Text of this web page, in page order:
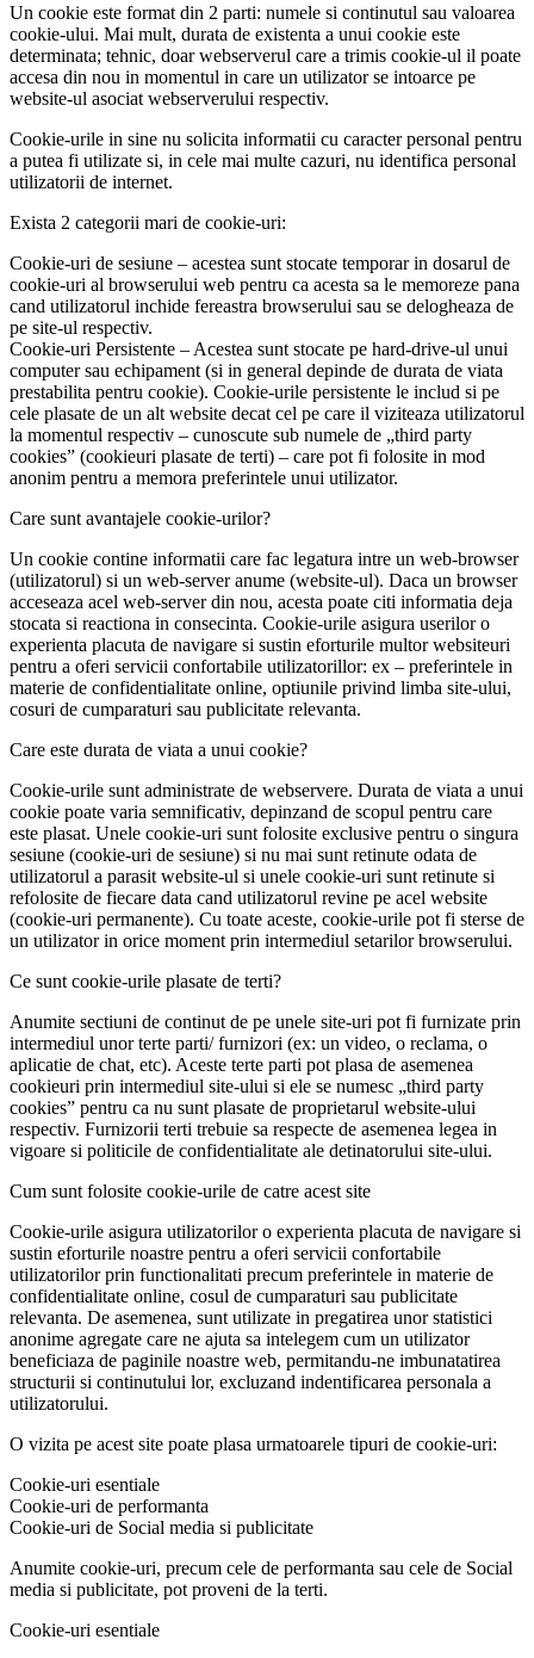
Un cookie este format din 2 parti: numele si continutul sau valoarea
cookie-ului. Mai mult, durata de existenta a unui cookie este
determinata; tehnic, doar webserverul care a trimis cookie-ul il poate
accesa din nou in momentul in care un utilizator se intoarce pe
website-ul asociat webserverului respectiv.
Cookie-urile in sine nu solicita informatii cu caracter personal pentru
a putea fi utilizate si, in cele mai multe cazuri, nu identifica personal
utilizatorii de internet.
Exista 2 categorii mari de cookie-uri:
Cookie-uri de sesiune – acestea sunt stocate temporar in dosarul de
cookie-uri al browserului web pentru ca acesta sa le memoreze pana
cand utilizatorul inchide fereastra browserului sau se delogheaza de
pe site-ul respectiv.
Cookie-uri Persistente – Acestea sunt stocate pe hard-drive-ul unui
computer sau echipament (si in general depinde de durata de viata
prestabilita pentru cookie). Cookie-urile persistente le includ si pe
cele plasate de un alt website decat cel pe care il viziteaza utilizatorul
la momentul respectiv – cunoscute sub numele de „third party
cookies” (cookieuri plasate de terti) – care pot fi folosite in mod
anonim pentru a memora preferintele unui utilizator.
Care sunt avantajele cookie-urilor?
Un cookie contine informatii care fac legatura intre un web-browser
(utilizatorul) si un web-server anume (website-ul). Daca un browser
acceseaza acel web-server din nou, acesta poate citi informatia deja
stocata si reactiona in consecinta. Cookie-urile asigura userilor o
experienta placuta de navigare si sustin eforturile multor websiteuri
pentru a oferi servicii confortabile utilizatorillor: ex – preferintele in
materie de confidentialitate online, optiunile privind limba site-ului,
cosuri de cumparaturi sau publicitate relevanta.
Care este durata de viata a unui cookie?
Cookie-urile sunt administrate de webservere. Durata de viata a unui
cookie poate varia semnificativ, depinzand de scopul pentru care
este plasat. Unele cookie-uri sunt folosite exclusive pentru o singura
sesiune (cookie-uri de sesiune) si nu mai sunt retinute odata de
utilizatorul a parasit website-ul si unele cookie-uri sunt retinute si
refolosite de fiecare data cand utilizatorul revine pe acel website
(cookie-uri permanente). Cu toate aceste, cookie-urile pot fi sterse de
un utilizator in orice moment prin intermediul setarilor browserului.
Ce sunt cookie-urile plasate de terti?
Anumite sectiuni de continut de pe unele site-uri pot fi furnizate prin
intermediul unor terte parti/ furnizori (ex: un video, o reclama, o
aplicatie de chat, etc). Aceste terte parti pot plasa de asemenea
cookieuri prin intermediul site-ului si ele se numesc „third party
cookies” pentru ca nu sunt plasate de proprietarul website-ului
respectiv. Furnizorii terti trebuie sa respecte de asemenea legea in
vigoare si politicile de confidentialitate ale detinatorului site-ului.
Cum sunt folosite cookie-urile de catre acest site
Cookie-urile asigura utilizatorilor o experienta placuta de navigare si
sustin eforturile noastre pentru a oferi servicii confortabile
utilizatorilor prin functionalitati precum preferintele in materie de
confidentialitate online, cosul de cumparaturi sau publicitate
relevanta. De asemenea, sunt utilizate in pregatirea unor statistici
anonime agregate care ne ajuta sa intelegem cum un utilizator
beneficiaza de paginile noastre web, permitandu-ne imbunatatirea
structurii si continutului lor, excluzand indentificarea personala a
utilizatorului.
O vizita pe acest site poate plasa urmatoarele tipuri de cookie-uri:
Cookie-uri esentiale
Cookie-uri de performanta
Cookie-uri de Social media si publicitate
Anumite cookie-uri, precum cele de performanta sau cele de Social
media si publicitate, pot proveni de la terti.
Cookie-uri esentiale